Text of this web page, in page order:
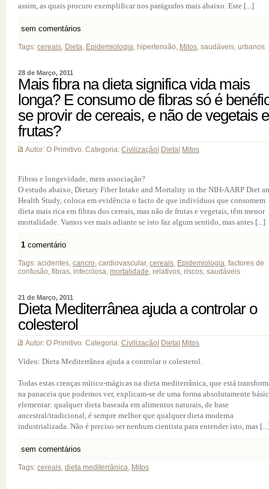
assim, as quais procuro exemplificar nos parágrafos mais abaixo. Este [...]
sem comentários
Tags: cereais, Dieta, Epidemiologia, hipertensão, Mitos, saudáveis, urbanos
28 de Março, 2011
Mais fibra na dieta significa vida mais
longa? E consumo de fibras só é
se provir de cereais, e não de vegetais e
frutas?
Autor: O Primitivo. Categoria: Civilização Dieta Mitos
Fibras e longevidade, mera associação?
O estudo abaixo, Dietary Fiber Intake and Mortality in the NIH-AARP Diet
Health Study, coloca em evidência o facto de que indivíduos que consomem
dieta mais rica em fibras dos cereais, mas não de frutas e vegetais, têm menor
mortalidade. Vamos ver mais adiante se isto faz algum sentido, mas antes [...]
1 comentário
Tags: acidentes, cancro, cardiovascular, cereais, Epidemiologia, factores de
confusão, fibras, infecciosa, mortalidade, relativos, riscos, saudáveis
21 de Março, 2011
Dieta Mediterrânea ajuda a controlar o
colesterol
Autor: O Primitivo. Categoria: Civilização Dieta Mitos
Vídeo: Dieta Mediterrânea ajuda a controlar o colesterol.
Todas estas crenças mítico-mágicas na dieta mediterrânica, que está
na panaceia que podemos ver, explicam-se de uma forma absolutamente
elementar: qualquer dieta baseada em alimentos naturais, de base
ancestral/tradicional, é sempre melhor que qualquer dieta moderna
industrializada. Não é preciso ser nenhum cientista para entender isto, mas
sem comentários
Tags: cereais, dieta mediterrânica, Mitos